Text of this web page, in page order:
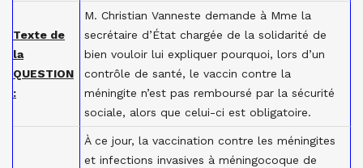
Texte de
la
QUESTION
:
M. Christian Vanneste demande à Mme la
secrétaire d’État chargée de la solidarité de
bien vouloir lui expliquer pourquoi, lors d’un
contrôle de santé, le vaccin contre la
méningite n’est pas remboursé par la sécurité
sociale, alors que celui-ci est obligatoire.
À ce jour, la vaccination contre les méningites
et infections invasives à méningocoque de